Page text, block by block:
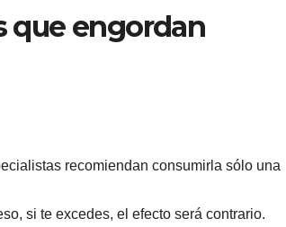
que engordan
recomiendan consumirla sólo una
si te excedes, el efecto será contrario.